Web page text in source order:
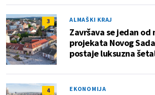
3 ALMAŠKI KRAJ
Završava se jedan od
projekata Novog
postaje luksuzna
4 EKONOMIJA